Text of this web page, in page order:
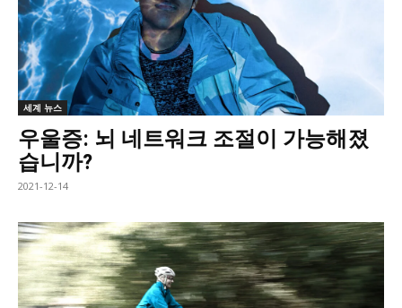
세계 뉴스
우울증: 뇌 네트워크 조절이 가능해졌
습니까?
2021-12-14